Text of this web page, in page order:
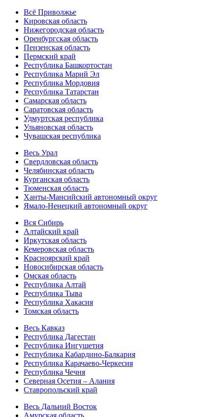
Всё Приволжье
Кировская область
Нижегородская область
Оренбургская область
Пензенская область
Пермский край
Республика Башкортостан
Республика Марий Эл
Республика Мордовия
Республика Татарстан
Самарская область
Саратовская область
Удмуртская республика
Ульяновская область
Чувашская республика
Весь Урал
Свердловская область
Челябинская область
Курганская область
Тюменская область
Ханты-Мансийский автономный округ
Ямало-Ненецкий автономный округ
Вся Сибирь
Алтайский край
Иркутская область
Кемеровская область
Красноярский край
Новосибирская область
Омская область
Республика Алтай
Республика Тыва
Республика Хакасия
Томская область
Весь Кавказ
Республика Дагестан
Республика Ингушетия
Республика Кабардино-Балкария
Республика Карачаево-Черкесия
Республика Чечня
Северная Осетия – Алания
Ставропольский край
Весь Дальний Восток
Амурская область